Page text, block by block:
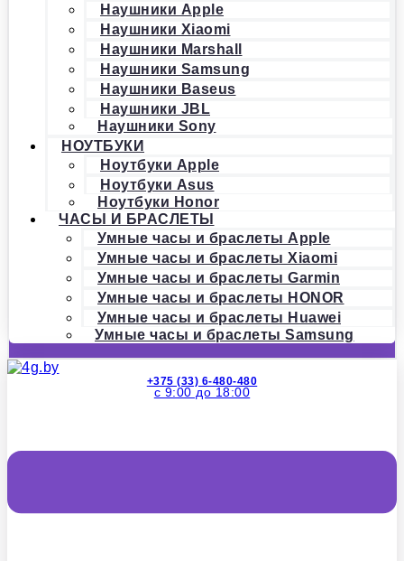
Наушники Apple
Наушники Xiaomi
Наушники Marshall
Наушники Samsung
Наушники Baseus
Наушники JBL
Наушники Sony
НОУТБУКИ
Ноутбуки Apple
Ноутбуки Asus
Ноутбуки Honor
ЧАСЫ И БРАСЛЕТЫ
Умные часы и браслеты Apple
Умные часы и браслеты Xiaomi
Умные часы и браслеты Garmin
Умные часы и браслеты HONOR
Умные часы и браслеты Huawei
Умные часы и браслеты Samsung
+375 (33) 6-480-480
с 9:00 до 18:00